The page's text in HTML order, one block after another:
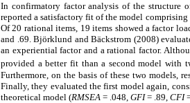
In confirmatory factor analysis of the structure
reported a satisfactory fit of the model comprising
Of 20 rational items, 19 items showed a factor
and .69. Björklund and Bäckstrom (2008)
an experiential factor and a rational factor.
provided a better fit than a second model with
Furthermore, on the basis of these two models,
Finally, they evaluated the first model again,
theoretical model (RMSEA = .048, GFI= .89, CFI